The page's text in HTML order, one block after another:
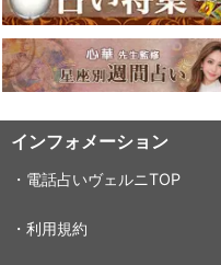
インフォメーション
・電話占いヴェルニTOP
・利用規約